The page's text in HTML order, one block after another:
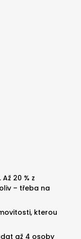
20 % z
– třeba na
kterou
až 4 osoby